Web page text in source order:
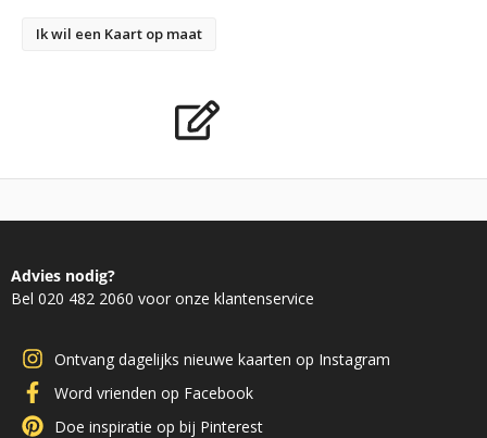
Ik wil een Kaart op maat
Advies nodig?
Bel 020 482 2060 voor onze klantenservice
Ontvang dagelijks nieuwe kaarten op Instagram
Word vrienden op Facebook
Doe inspiratie op bij Pinterest